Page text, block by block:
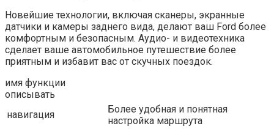
Новейшие технологии, включая сканеры, экранные
датчики и камеры заднего вида, делают ваш Ford более
комфортным и безопасным. Аудио- и видеотехника
сделает ваше автомобильное путешествие более
приятным и избавит вас от скучных поездок.
имя функции
описывать
навигация
Более удобная и понятная
настройка маршрута